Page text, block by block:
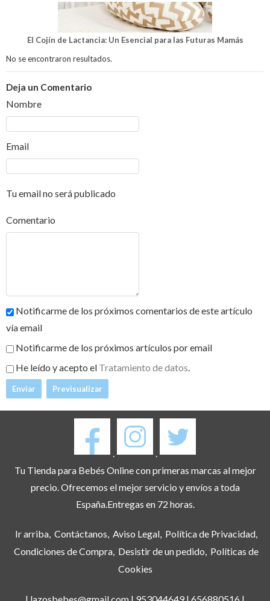
El Cojín de Lactancia: Un Esencial para las Futuras Mamás
No se encontraron resultados.
Deja un Comentario
Nombre
Email
Tu email no será publicado
Comentario
Notificarme de los próximos comentarios de este artículo
vía email
Notificarme de los próximos artículos por email
He leído y acepto el Tratamiento de datos.
Tu Tienda para Bebés Online con primeras marcas al mejor
precio. Ofrecemos el mejor servicio y envíos a toda
España.Entregas en 72 horas.
Ir arriba Contáctanos Aviso Legal Política de Privacidad
Condiciones de Compra Desistir de un pedido Políticas de
Cookies